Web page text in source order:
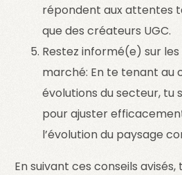
répondent aux attentes
que des créateurs UGC.
Restez informé(e) sur
marché: En te tenant au
évolutions du secteur, tu
pour ajuster
l’évolution du paysage
En suivant ces conseils